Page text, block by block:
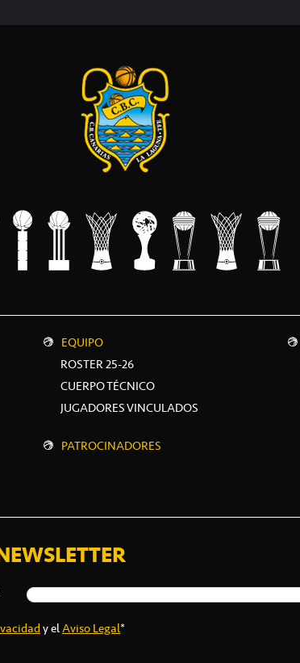
EQUIPO
ROSTER 25-26
CUERPO TÉCNICO
JUGADORES VINCULADOS
PATROCINADORES
y elAviso Legal*